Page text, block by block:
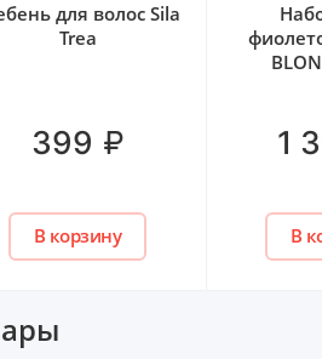
для волос Sila
Trea
399 ₽
В корзину
1
В